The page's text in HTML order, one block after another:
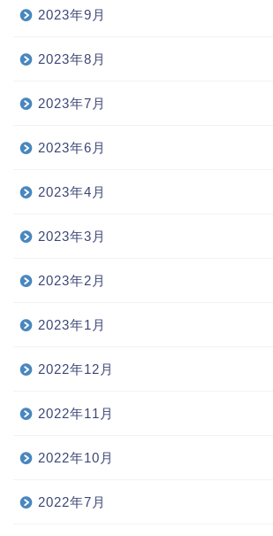
2023年9月
2023年8月
2023年7月
2023年6月
2023年4月
2023年3月
2023年2月
2023年1月
2022年12月
2022年11月
2022年10月
2022年7月